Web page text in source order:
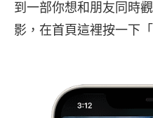
到一部你想和朋友同時
影，在首頁這裡按一下「